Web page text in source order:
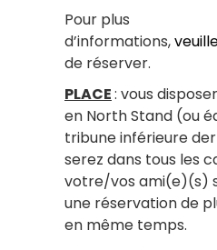
Pour plus
d’informations,
de réserver.
PLACE: vous
en North Stand (ou
tribune inférieure
serez dans tous les
votre/vos ami(e)(s)
une réservation de
en même temps.